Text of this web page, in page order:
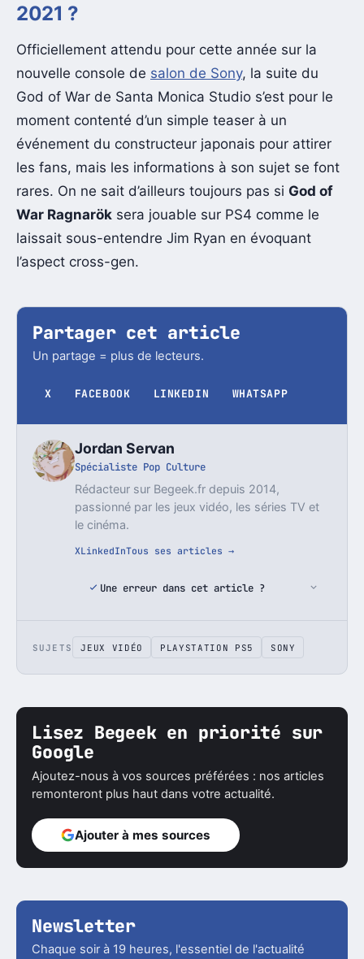
2021 ?
Officiellement attendu pour cette année sur la
nouvelle console de salon de Sony, la suite du
God of War de Santa Monica Studio s’est pour le
moment contenté d’un simple teaser à un
événement du constructeur japonais pour attirer
les fans, mais les informations à son sujet se font
rares. On ne sait d’ailleurs toujours pas si God of
War Ragnarök sera jouable sur PS4 comme le
laissait sous-entendre Jim Ryan en évoquant
l’aspect cross-gen.
Partager cet article
Un partage = plus de lecteurs.
X FACEBOOK LINKEDIN WHATSAPP
Jordan Servan
Spécialiste Pop Culture
Rédacteur sur Begeek.fr depuis 2014,
passionné par les jeux vidéo, les séries TV et
le cinéma.
XLinkedInTous ses articles →
Une erreur dans cet article ?
SUJETS JEUX VIDÉO PLAYSTATION PS5 SONY
Lisez Begeek en priorité sur
Google
Ajoutez-nous à vos sources préférées : nos articles
remonteront plus haut dans votre actualité.
Ajouter à mes sources
Newsletter
Chaque soir à 19 heures, l'essentiel de l'actualité